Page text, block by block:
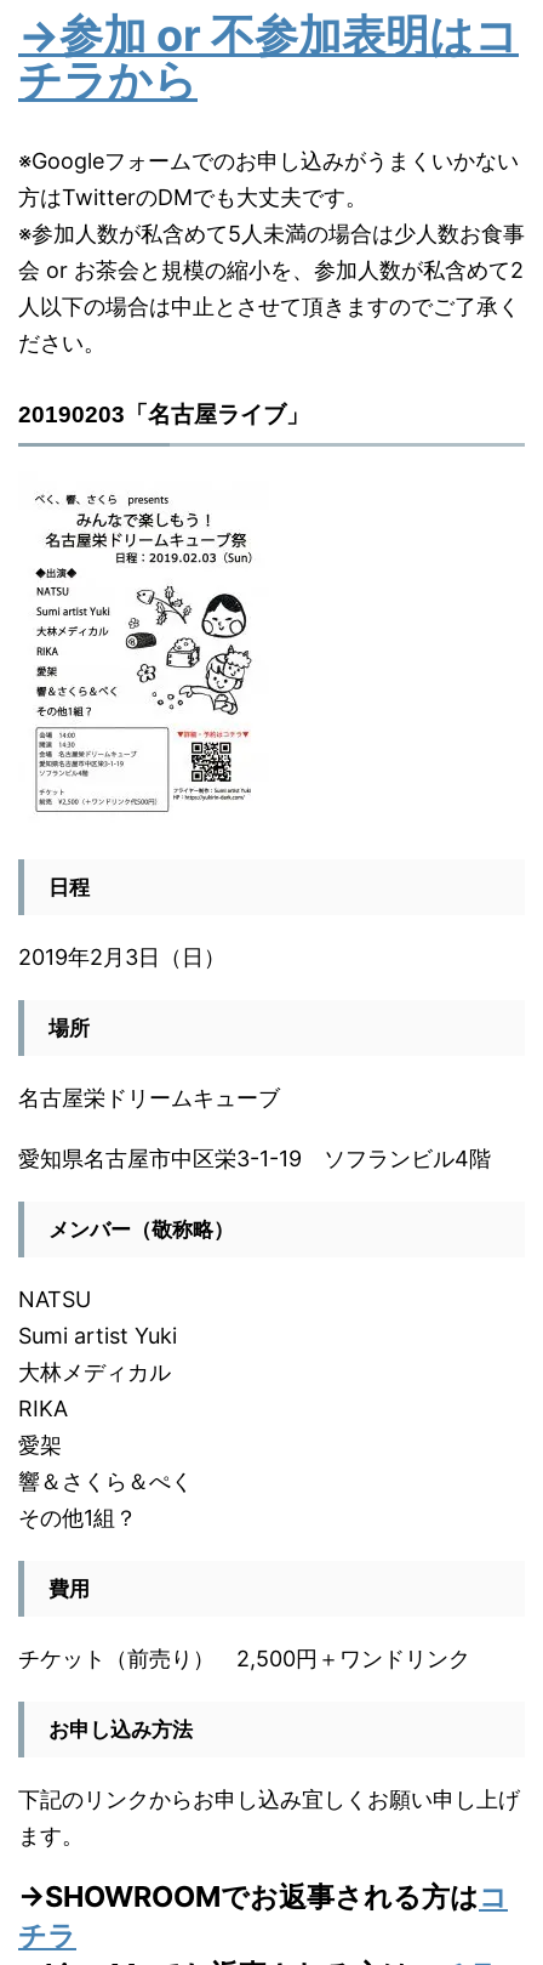
→参加 or 不参加表明はコ
チラから
※Googleフォームでのお申し込みがうまくいかない
方はTwitterのDMでも大丈夫です。
※参加人数が私含めて5人未満の場合は少人数お食事
会 or お茶会と規模の縮小を、参加人数が私含めて2
人以下の場合は中止とさせて頂きますのでご了承く
ださい。
20190203「名古屋ライブ」
日程
2019年2月3日（日）
場所
名古屋栄ドリームキューブ
愛知県名古屋市中区栄3-1-19 ソフランビル4階
メンバー（敬称略）
NATSU
Sumi artist Yuki
大林メディカル
RIKA
愛架
響＆さくら＆ぺく
その他1組？
費用
チケット（前売り） 2,500円＋ワンドリンク
お申し込み方法
下記のリンクからお申し込み宜しくお願い申し上げ
ます。
→SHOWROOMでお返事される方はコ
チラ